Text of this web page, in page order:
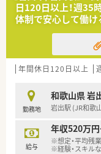
様々な社員区
<こんな方にオ
■大手企業で安
■薬剤師として
■ライフステー
■外来の調剤業
宅医療にも対応
です。
【想定される業務
■処方箋に基づ
す。
■外来対応だけ
達、さらにか
す。
■ドミナント展
的な状況が発
日120日以上！週
体制で安心して働け
年間休日120日以上
勤務地
和歌山県 岩
岩出駅 (JR和歌
給与
年収520万
※想定・平均残
※経験・スキル